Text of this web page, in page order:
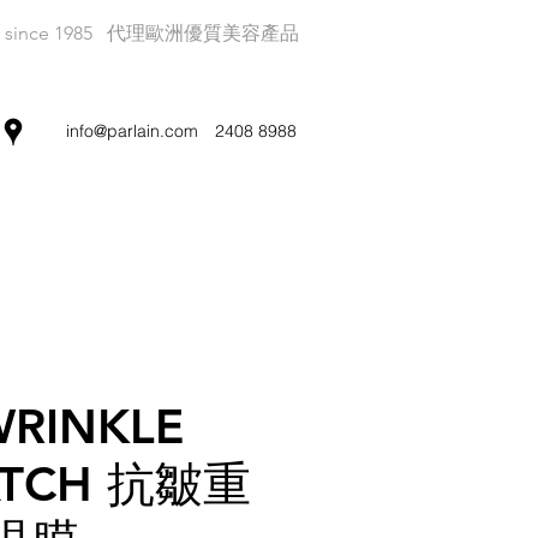
since 1985 代理歐洲優質美容產品
info@parlain.com 2408 8988
抗皺重